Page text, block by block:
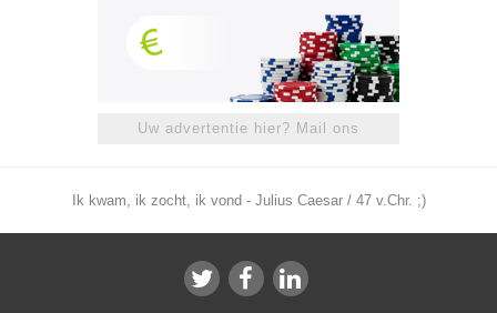
Uw advertentie hier? Mail ons
Ik kwam, ik zocht, ik vond - Julius Caesar / 47 v.Chr. ;)